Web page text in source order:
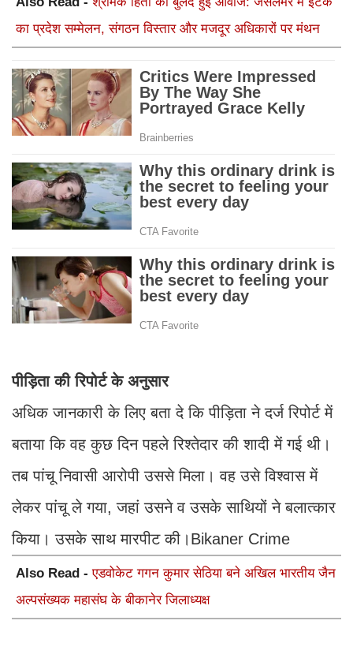
का प्रदेश सम्मेलन, संगठन विस्तार और मजदूर अधिकारों पर मंथन
पीड़िता की रिपोर्ट के अनुसार
अधिक जानकारी के लिए बता दे कि पीड़िता ने दर्ज रिपोर्ट में
बताया कि वह कुछ दिन पहले रिश्तेदार की शादी में गई थी।
तब पांचू निवासी आरोपी उससे मिला। वह उसे विश्वास में
लेकर पांचू ले गया, जहां उसने व उसके साथियों ने बलात्कार
किया। उसके साथ मारपीट की।Bikaner Crime
Also Read -एडवोकेट गगन कुमार सेठिया बने अखिल भारतीय जैन
अल्पसंख्यक महासंघ के बीकानेर जिलाध्यक्ष